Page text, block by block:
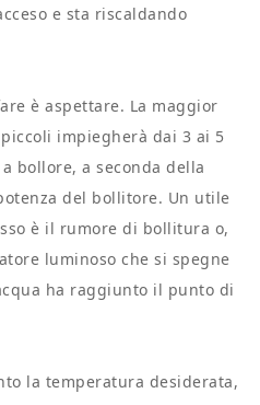
e sta riscaldando
è aspettare. La maggior
impiegherà dai 3 ai 5
bollore, a seconda della
del bollitore. Un utile
è il rumore di bollitura o,
luminoso che si spegne
ha raggiunto il punto di
la temperatura desiderata,